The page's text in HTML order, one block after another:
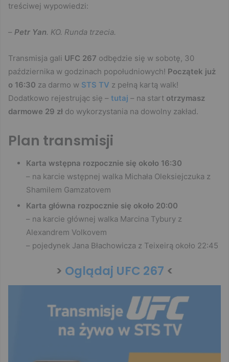
treściwej wypowiedzi:
– Petr Yan. KO. Runda trzecia.
Transmisja gali UFC 267 odbędzie się w sobotę, 30
października w godzinach popołudniowych! Początek już
o 16:30 za darmo w STS TV z pełną kartą walk!
Dodatkowo rejestrując się – tutaj – na start otrzymasz
darmowe 29 zł do wykorzystania na dowolny zakład.
Plan transmisji
Karta wstępna rozpocznie się około 16:30
– na karcie wstępnej walka Michała Oleksiejczuka z
Shamilem Gamzatovem
Karta główna rozpocznie się około 20:00
– na karcie głównej walka Marcina Tybury z
Alexandrem Volkovem
– pojedynek Jana Błachowicza z Teixeirą około 22:45
> Oglądaj UFC 267 <